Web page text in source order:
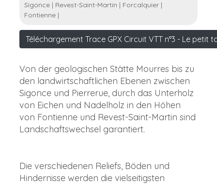
Sigonce | Revest-Saint-Martin | Forcalquier |
Fontienne |
Téléchargement Trace GPX Circuit VTT n°3 - Le petit
Von der geologischen Stätte Mourres bis zu
den landwirtschaftlichen Ebenen zwischen
Sigonce und Pierrerue, durch das Unterholz
von Eichen und Nadelholz in den Höhen
von Fontienne und Revest-Saint-Martin sind
Landschaftswechsel garantiert.
Die verschiedenen Reliefs, Böden und
Hindernisse werden die vielseitigsten